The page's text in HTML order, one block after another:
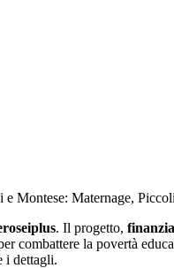
Montese: Maternage,
. Il progetto,
combattere la povertà
i dettagli.